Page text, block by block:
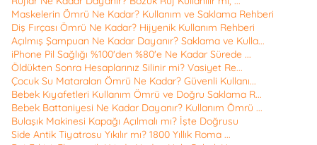
Maskelerin Ömrü Ne Kadar? Kullanım ve Saklama Rehberi
Diş Fırçası Ömrü Ne Kadar? Hijyenik Kullanım Rehberi
Açılmış Şampuan Ne Kadar Dayanır? Saklama ve Kulla...
iPhone Pil Sağlığı %100'den %80'e Ne Kadar Sürede ...
Öldükten Sonra Hesaplarınız Silinir mi? Vasiyet Re...
Çocuk Su Mataraları Ömrü Ne Kadar? Güvenli Kullanı...
Bebek Kıyafetleri Kullanım Ömrü ve Doğru Saklama R...
Bebek Battaniyesi Ne Kadar Dayanır? Kullanım Ömrü ...
Bulaşık Makinesi Kapağı Açılmalı mı? İşte Doğrusu
Side Antik Tiyatrosu Yıkılır mı? 1800 Yıllık Roma ...